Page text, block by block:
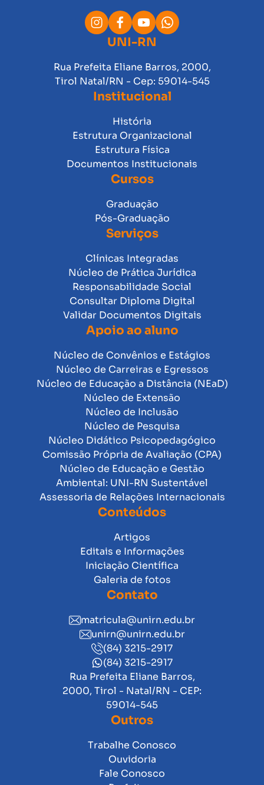
UNI-RN
Rua Prefeita Eliane Barros, 2000,
Tirol Natal/RN - Cep: 59014-545
Institucional
História
Estrutura Organizacional
Estrutura Física
Documentos Institucionais
Cursos
Graduação
Pós-Graduação
Serviços
Clínicas Integradas
Núcleo de Prática Jurídica
Responsabilidade Social
Consultar Diploma Digital
Validar Documentos Digitais
Apoio ao aluno
Núcleo de Convênios e Estágios
Núcleo de Carreiras e Egressos
Núcleo de Educação a Distância (NEaD)
Núcleo de Extensão
Núcleo de Inclusão
Núcleo de Pesquisa
Núcleo Didático Psicopedagógico
Comissão Própria de Avaliação (CPA)
Núcleo de Educação e Gestão
Ambiental: UNI-RN Sustentável
Assessoria de Relações Internacionais
Conteúdos
Artigos
Editais e Informações
Iniciação Científica
Galeria de fotos
Contato
matricula@unirn.edu.br
unirn@unirn.edu.br
(84) 3215-2917
(84) 3215-2917
Rua Prefeita Eliane Barros,
2000, Tirol - Natal/RN - CEP:
59014-545
Outros
Trabalhe Conosco
Ouvidoria
Fale Conosco